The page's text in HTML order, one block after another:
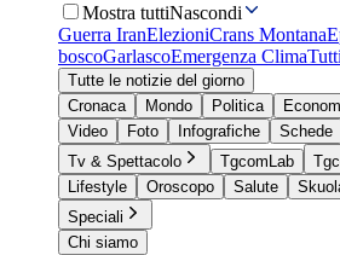
Mostra tuttiNascondi
Guerra IranElezioniCrans Montana
boscoGarlascoEmergenza Clima
Tutte le notizie del giorno
Cronaca
Mondo Politica
Video
Foto Infografiche
Schede
Tv & Spettacolo
TgcomLab
Lifestyle
Oroscopo Salute
Speciali
Chi siamo